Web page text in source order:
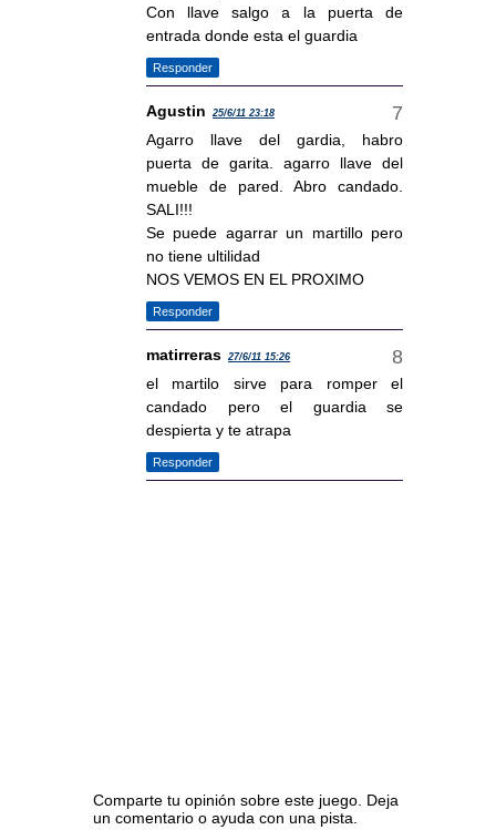
Con llave salgo a la puerta de
entrada donde esta el guardia
Responder
Agustin 25/6/11 23:18
Agarro llave del gardia, habro
puerta de garita. agarro llave del
mueble de pared. Abro candado.
SALI!!!
Se puede agarrar un martillo pero
no tiene ultilidad
NOS VEMOS EN EL PROXIMO
Responder
matirreras 27/6/11 15:26
el martilo sirve para romper el
candado pero el guardia se
despierta y te atrapa
Responder
Comparte tu opinión sobre este juego. Deja
un comentario o ayuda con una pista.